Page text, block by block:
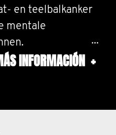
en teelbalkanker
mentale
INFORMACIÓN +